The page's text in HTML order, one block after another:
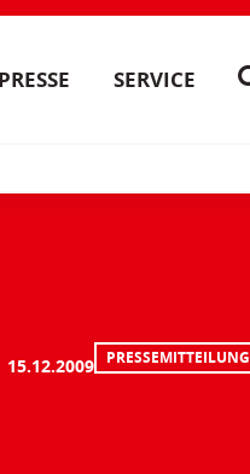
PRESSE SERVICE
15.12.2009 PRESSEMITTEILUNG